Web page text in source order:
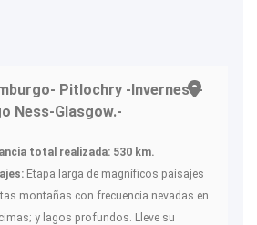
Pitlochry -Inverness-
Ness-Glasgow.-
total realizada: 530 km.
Etapa larga de magníficos paisajes
montañas con frecuencia nevadas en
y lagos profundos. Lleve su